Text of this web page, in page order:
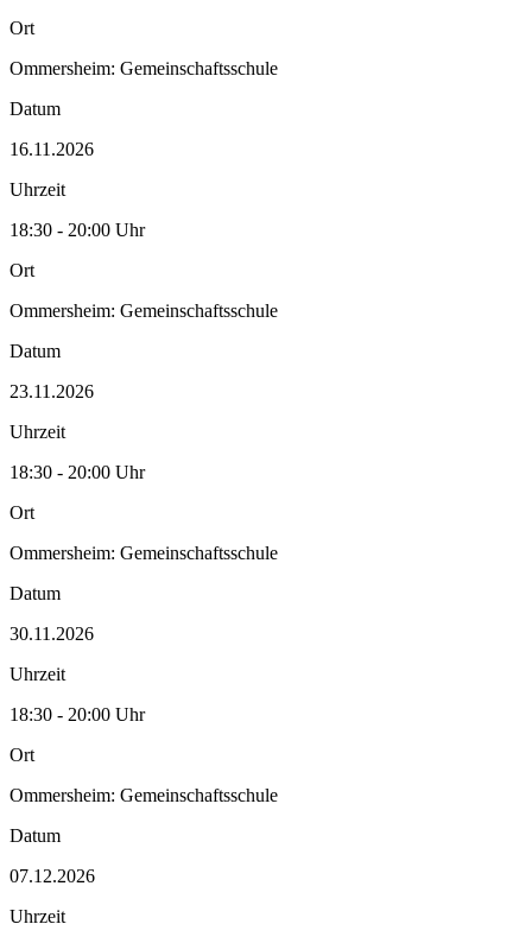
Ort
Ommersheim: Gemeinschaftsschule
Datum
16.11.2026
Uhrzeit
18:30 - 20:00 Uhr
Ort
Ommersheim: Gemeinschaftsschule
Datum
23.11.2026
Uhrzeit
18:30 - 20:00 Uhr
Ort
Ommersheim: Gemeinschaftsschule
Datum
30.11.2026
Uhrzeit
18:30 - 20:00 Uhr
Ort
Ommersheim: Gemeinschaftsschule
Datum
07.12.2026
Uhrzeit